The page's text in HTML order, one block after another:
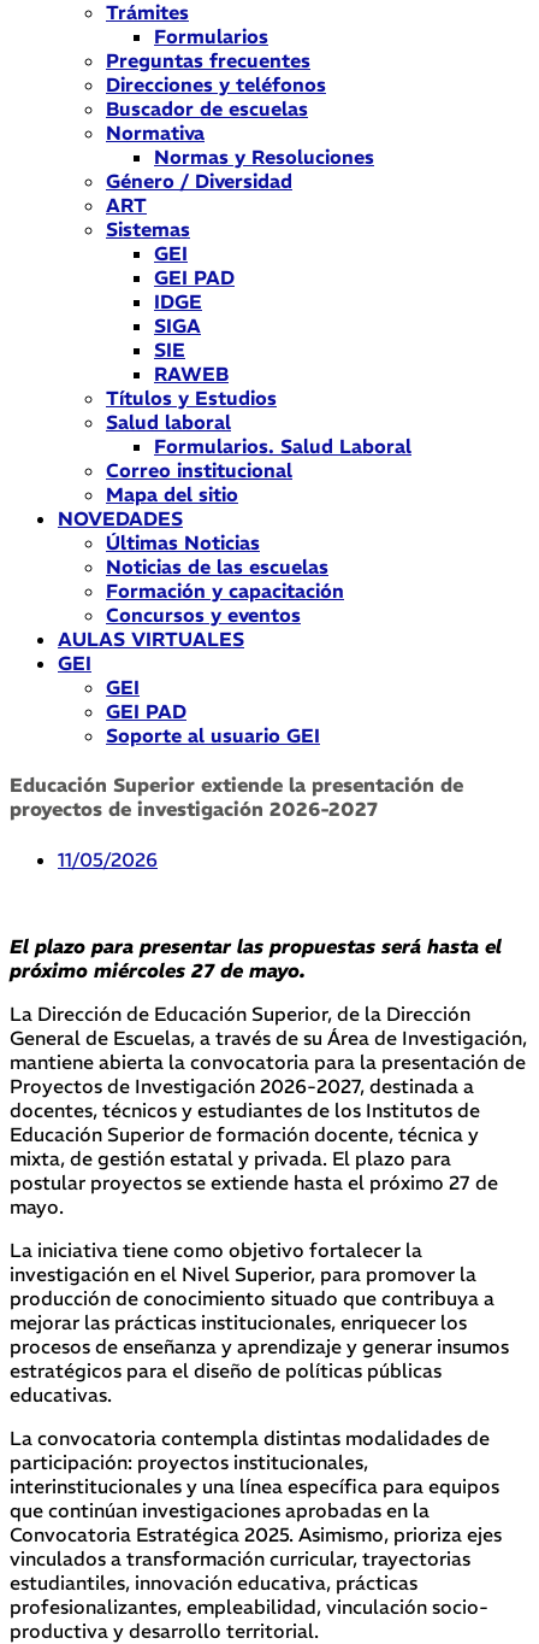
Trámites
Formularios
Preguntas frecuentes
Direcciones y teléfonos
Buscador de escuelas
Normativa
Normas y Resoluciones
Género / Diversidad
ART
Sistemas
GEI
GEI PAD
IDGE
SIGA
SIE
RAWEB
Títulos y Estudios
Salud laboral
Formularios. Salud Laboral
Correo institucional
Mapa del sitio
NOVEDADES
Últimas Noticias
Noticias de las escuelas
Formación y capacitación
Concursos y eventos
AULAS VIRTUALES
GEI
GEI
GEI PAD
Soporte al usuario GEI
Educación Superior extiende la presentación de
proyectos de investigación 2026-2027
11/05/2026
El plazo para presentar las propuestas será hasta el
próximo miércoles 27 de mayo.
La Dirección de Educación Superior, de la Dirección
General de Escuelas, a través de su Área de Investigación,
mantiene abierta la convocatoria para la presentación de
Proyectos de Investigación 2026-2027, destinada a
docentes, técnicos y estudiantes de los Institutos de
Educación Superior de formación docente, técnica y
mixta, de gestión estatal y privada. El plazo para
postular proyectos se extiende hasta el próximo 27 de
mayo.
La iniciativa tiene como objetivo fortalecer la
investigación en el Nivel Superior, para promover la
producción de conocimiento situado que contribuya a
mejorar las prácticas institucionales, enriquecer los
procesos de enseñanza y aprendizaje y generar insumos
estratégicos para el diseño de políticas públicas
educativas.
La convocatoria contempla distintas modalidades de
participación: proyectos institucionales,
interinstitucionales y una línea específica para equipos
que continúan investigaciones aprobadas en la
Convocatoria Estratégica 2025. Asimismo, prioriza ejes
vinculados a transformación curricular, trayectorias
estudiantiles, innovación educativa, prácticas
profesionalizantes, empleabilidad, vinculación socio-
productiva y desarrollo territorial.